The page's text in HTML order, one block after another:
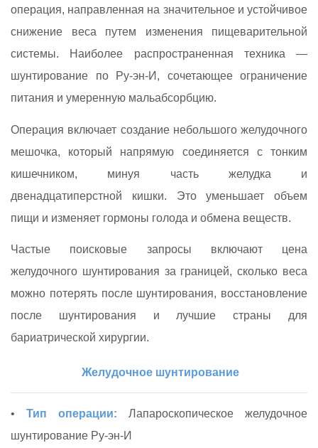
операция, направленная на значительное и устойчивое
снижение веса путем изменения пищеварительной
системы. Наиболее распространенная техника —
шунтирование по Ру-эн-И, сочетающее ограничение
питания и умеренную мальабсорбцию.
Операция включает создание небольшого желудочного
мешочка, который напрямую соединяется с тонким
кишечником, минуя часть желудка и
двенадцатиперстной кишки. Это уменьшает объем
пищи и изменяет гормоны голода и обмена веществ.
Частые поисковые запросы включают цена
желудочного шунтирования за границей, сколько веса
можно потерять после шунтирования, восстановление
после шунтирования и лучшие страны для
бариатрической хирургии.
Желудочное шунтирование
• Тип операции: Лапароскопическое желудочное
шунтирование Ру-эн-И